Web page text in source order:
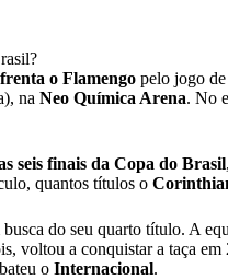
o Flamengo pelo jogo
na Neo Química Arena. No
seis finais da Copa do Brasil
quantos títulos o
do seu quarto título. A
voltou a conquistar a taça
o Internacional.